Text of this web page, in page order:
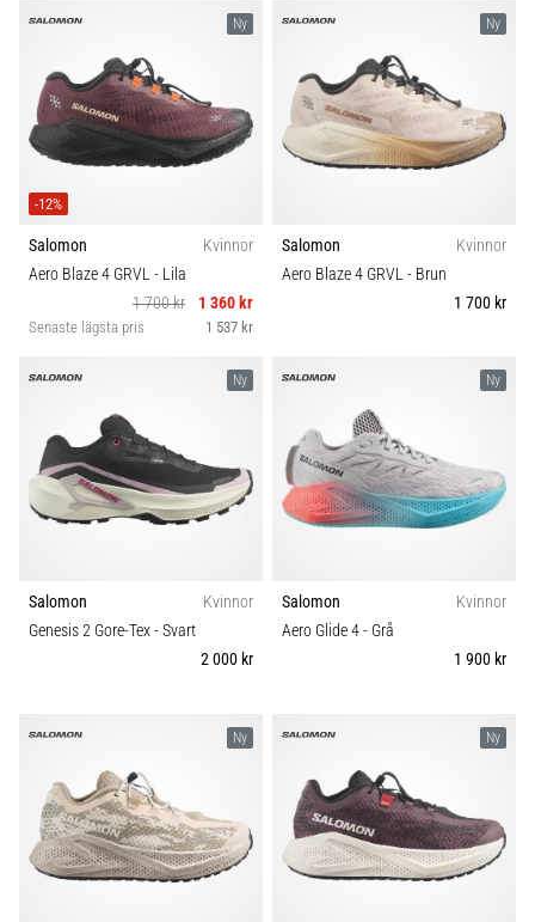
skarp
under
eller
efter
löpning?
av
vanligaste
orsakerna
plantar
Vad
det…
Visa
Ny
-12%
Salomon
Kvinnor
Aero Blaze 4 GRVL - Lila
1 700 kr
1 360 kr
Senaste lägsta pris 1 537 kr
Ny
Salomon
Kvinnor
Aero Blaze 4 GRVL - Brun
1 700 kr
Ny
Salomon
Kvinnor
Genesis 2 Gore-Tex- Svart
2 000 kr
Ny
Salomon
Kvinnor
Aero Glide 4- Grå
1 900 kr
Ny Ny